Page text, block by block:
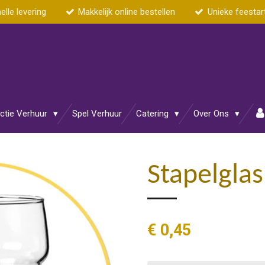
levering Makkelijk online bestellen Unieke
Verhuur Spel Verhuur Catering Over Ons
Stapelglas
€ 0,45